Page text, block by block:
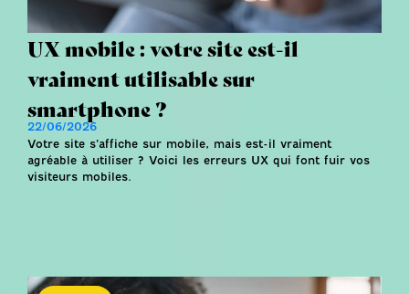
UX mobile : votre site est-il
vraiment utilisable sur
smartphone ?
22/06/2026
Votre site s’affiche sur mobile, mais est-il vraiment
agréable à utiliser ? Voici les erreurs UX qui font fuir vos
visiteurs mobiles.